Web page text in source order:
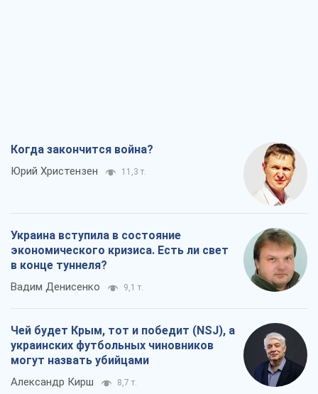
Когда закончится война?
Юрий Христензен 11,3 т.
Украина вступила в состояние
экономического кризиса. Есть ли свет
в конце туннеля?
Вадим Денисенко 9,1 т.
Чей будет Крым, тот и победит (NSJ), а
украинских футбольных чиновников
могут назвать убийцами
Александр Кирш 8,7 т.